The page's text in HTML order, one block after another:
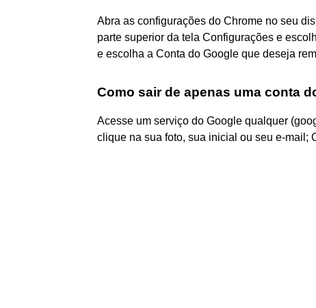
Abra as configurações do Chrome no seu
parte superior da tela Configurações e
e escolha a Conta do Google que deseja
Como sair de apenas uma conta
Acesse um serviço do Google qualquer
clique na sua foto, sua inicial ou seu e-mail;